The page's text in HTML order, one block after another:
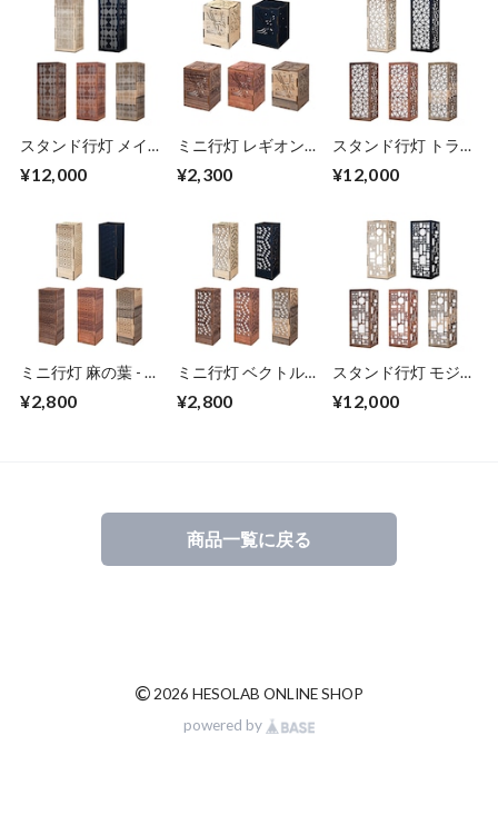
スタンド行灯 メイ
¥12,000
ミニ行灯 レギオン -
¥2,300
スタンド行灯 トラ
照明
¥12,000
ミニ行灯 麻の葉 - 置
¥2,800
ミニ行灯 ベクトル -
ズ
¥2,800
スタンド行灯 モジ
¥12,000
商品一覧に戻る
© 2026 HESOLAB ONLINE SHOP
powered by